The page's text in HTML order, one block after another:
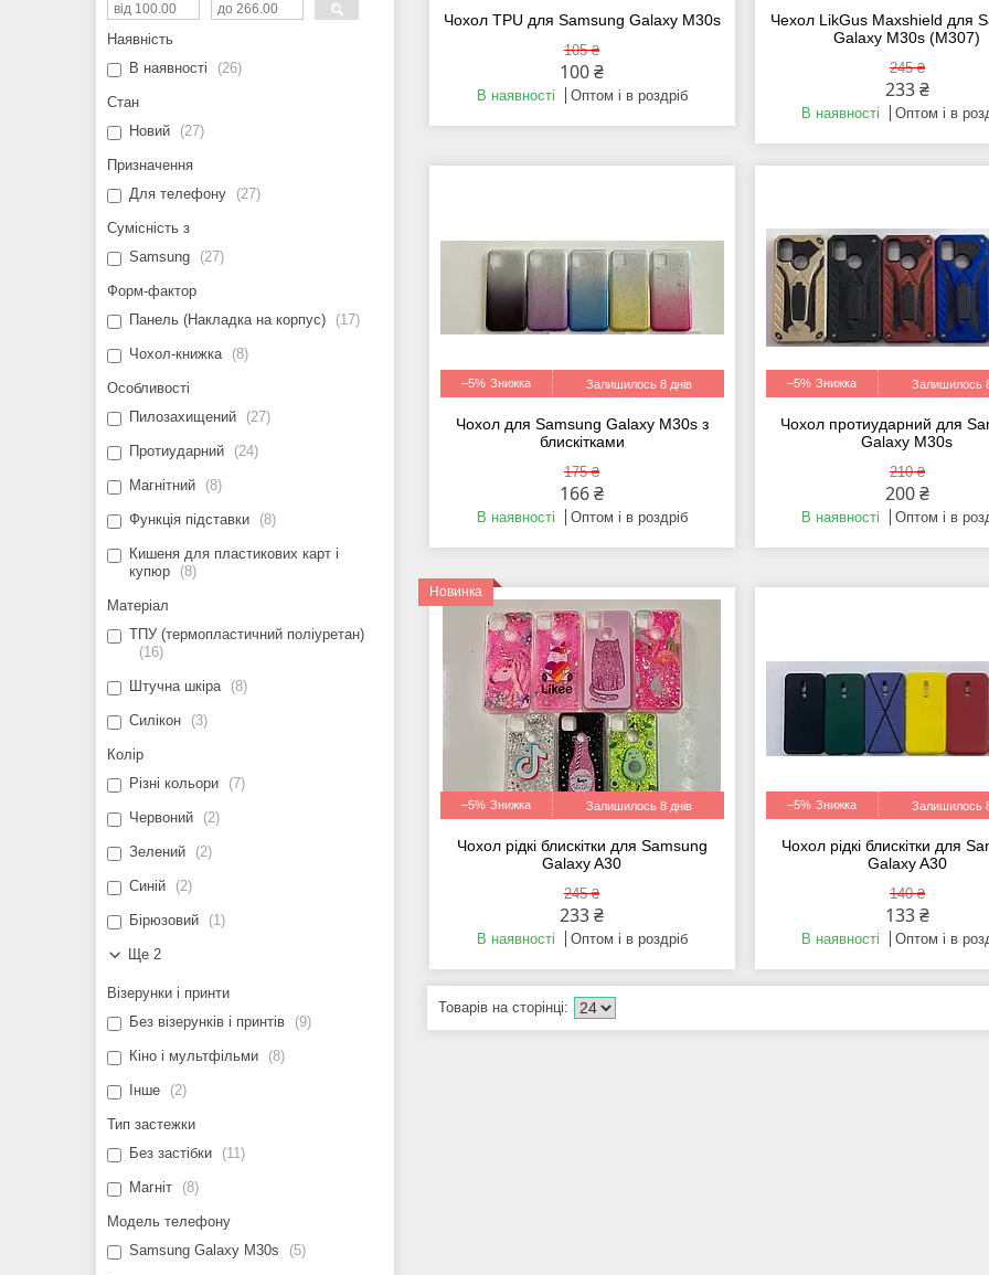
Чохол TPU для Samsung Galaxy M30s
105 ₴
100 ₴
В наявності Оптом і в роздріб
Чехол LikGus Maxshield для
Galaxy M30s (M307)
245 ₴
233 ₴
В наявності Оптом і в
–5% Залишилось 8 днів
Чохол для Samsung Galaxy M30s з
блискітками
175 ₴
166 ₴
В наявності Оптом і в роздріб
–5% Залишилось
Чохол протиударний для
Galaxy M30s
210 ₴
200 ₴
В наявності Оптом і в
Новинка
–5% Залишилось 8 днів
Чохол рідкі блискітки для Samsung
Galaxy A30
245 ₴
233 ₴
В наявності Оптом і в роздріб
–5% Залишилось
Чохол рідкі блискітки для
Galaxy A30
140 ₴
133 ₴
В наявності Оптом і в
Наявність
В наявності
26
Стан
Новий
27
Призначення
Для телефону
27
Сумісність з
Samsung
27
Форм-фактор
Панель (Накладка на корпус)
17
Чохол-книжка 8
Особливості
Пилозахищений
27
Протиударний 24
Магнітний 8
Функція підставки 8
Кишеня для пластикових карт і
купюр
8
Матеріал
ТПУ (термопластичний поліуретан)
16
Штучна шкіра 8
Силікон 3
Колір
Різні кольори
7
Червоний 2
Зелений 2
Синій 2
Бірюзовий 1
Ще 2
Візерунки і принти
Без візерунків і принтів
9
Кіно і мультфільми 8
Інше 2
Тип застежки
Без застібки
11
Магніт 8
Модель телефону
Samsung Galaxy M30s
5